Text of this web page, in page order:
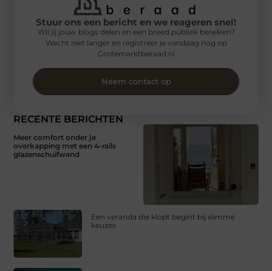
RECENTE BERICHTEN
Meer comfort onder je
overkapping met een 4-rails
glazenschuifwand
Een veranda die klopt begint bij slimme
keuzes
Stuur ons een bericht en we reageren snel!
Wil jij jouw blogs delen en een breed publiek bereiken?
Wacht niet langer en registreer je vandaag nog op
Grotemarktberaad.nl
Neem contact op